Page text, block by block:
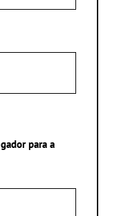
para a